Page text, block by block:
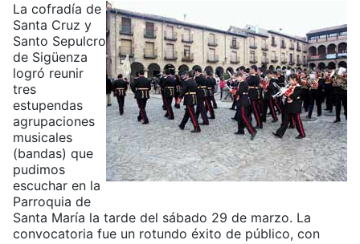
La cofradía de
Santa Cruz y
Santo Sepulcro
de Sigüenza
logró reunir
tres
estupendas
agrupaciones
musicales
(bandas) que
pudimos
escuchar en la
Parroquia de
Santa María la tarde del sábado 29 de marzo. La
convocatoria fue un rotundo éxito de público, con